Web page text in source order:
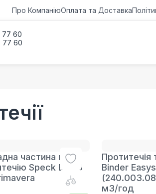
Про КомпаніюОплата та Доставка
77 60
77 60
частина під
Speck BADU
Протитечія
Binder
м3/год